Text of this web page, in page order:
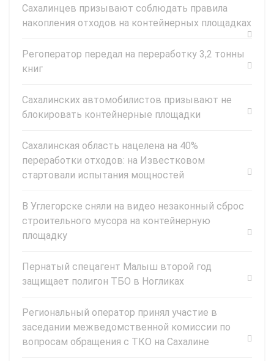
Сахалинцев призывают соблюдать правила
накопления отходов на контейнерных площадках
Регоператор передал на переработку 3,2 тонны
книг
Сахалинских автомобилистов призывают не
блокировать контейнерные площадки
Сахалинская область нацелена на 40%
переработки отходов: на Известковом
стартовали испытания мощностей
В Углегорске сняли на видео незаконный сброс
строительного мусора на контейнерную
площадку
Пернатый спецагент Малыш второй год
защищает полигон ТБО в Ногликах
Региональный оператор принял участие в
заседании межведомственной комиссии по
вопросам обращения с ТКО на Сахалине